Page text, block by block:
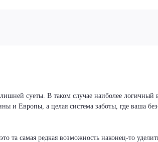
суеты. В таком случае наиболее
и Европы, а целая система заботы, где ваша
та самая редкая возможность наконец-то